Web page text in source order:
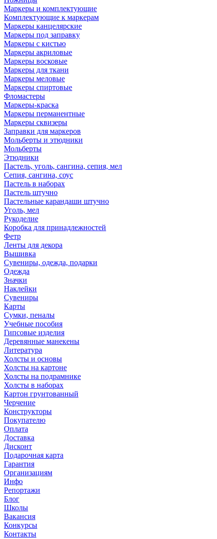
Маркеры и комплектующие
Комплектующие к маркерам
Маркеры канцелярские
Маркеры под заправку
Маркеры с кистью
Маркеры акриловые
Маркеры восковые
Маркеры для ткани
Маркеры меловые
Маркеры спиртовые
Фломастеры
Маркеры-краска
Маркеры перманентные
Маркеры сквизеры
Заправки для маркеров
Мольберты и этюдники
Мольберты
Этюдники
Пастель, уголь, сангина, сепия, мел
Сепия, сангина, соус
Пастель в наборах
Пастель штучно
Пастельные карандаши штучно
Уголь, мел
Рукоделие
Коробка для принадлежностей
Фетр
Ленты для декора
Вышивка
Сувениры, одежда, подарки
Одежда
Значки
Наклейки
Сувениры
Карты
Сумки, пеналы
Учебные пособия
Гипсовые изделия
Деревянные манекены
Литература
Холсты и основы
Холсты на картоне
Холсты на подрамнике
Холсты в наборах
Картон грунтованный
Черчение
Конструкторы
Покупателю
Оплата
Доставка
Дисконт
Подарочная карта
Гарантия
Организациям
Инфо
Репортажи
Блог
Школы
Вакансия
Конкурсы
Контакты